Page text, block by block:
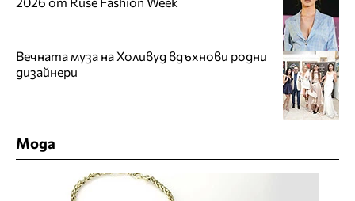
Вечната муза на Холивуд вдъхнови родни
дизайнери
Мода